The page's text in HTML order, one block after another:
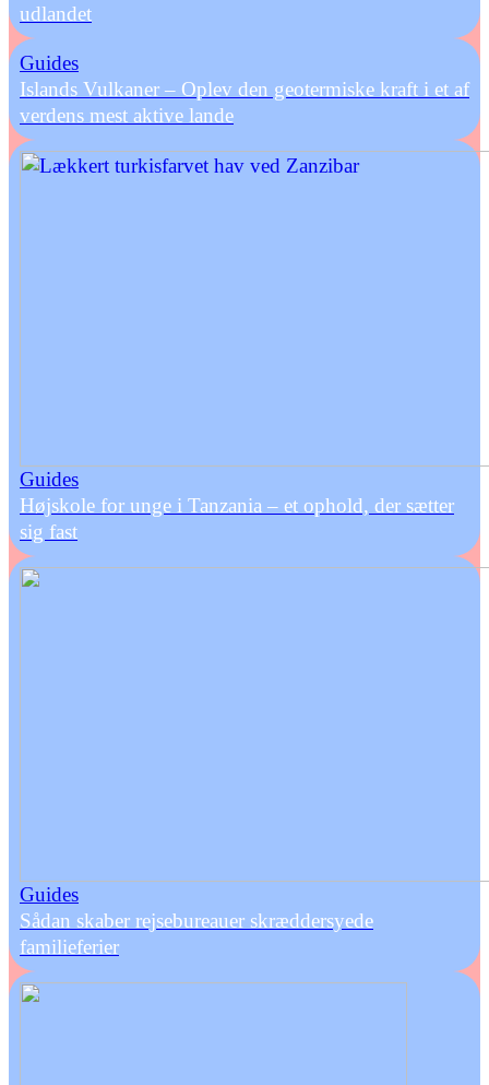
udlandet
Guides
Islands Vulkaner – Oplev den geotermiske kraft i et af
verdens mest aktive lande
Guides
Højskole for unge i Tanzania – et ophold, der sætter
sig fast
Guides
Sådan skaber rejsebureauer skræddersyede
familieferier